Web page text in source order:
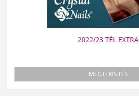
2022/23 TÉL EXTRA
MEGTEKINTÉS